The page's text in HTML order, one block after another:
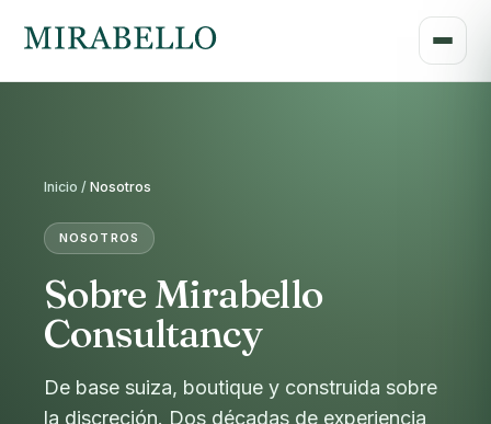
Inicio / Nosotros
NOSOTROS
Sobre Mirabello
Consultancy
De base suiza, boutique y construida sobre
la discreción. Dos décadas de experiencia